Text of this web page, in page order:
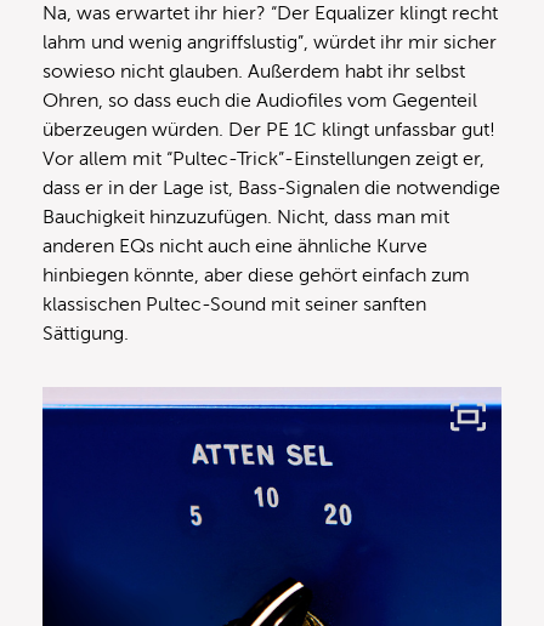
Na, was erwartet ihr hier? “Der Equalizer klingt recht
lahm und wenig angriffslustig”, würdet ihr mir sicher
sowieso nicht glauben. Außerdem habt ihr selbst
Ohren, so dass euch die Audiofiles vom Gegenteil
überzeugen würden. Der PE 1C klingt unfassbar gut!
Vor allem mit “Pultec-Trick”-Einstellungen zeigt er,
dass er in der Lage ist, Bass-Signalen die notwendige
Bauchigkeit hinzuzufügen. Nicht, dass man mit
anderen EQs nicht auch eine ähnliche Kurve
hinbiegen könnte, aber diese gehört einfach zum
klassischen Pultec-Sound mit seiner sanften
Sättigung.